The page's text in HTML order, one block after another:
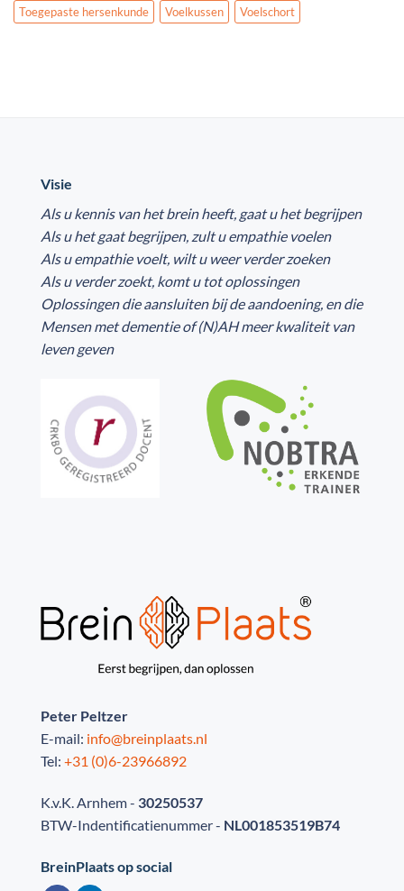
Toegepaste hersenkunde
Voelkussen Voelschort
Visie
Als u kennis van het brein heeft, gaat u het begrijpen
Als u het gaat begrijpen, zult u empathie voelen
Als u empathie voelt, wilt u weer verder zoeken
Als u verder zoekt, komt u tot oplossingen
Oplossingen die aansluiten bij de aandoening, en die
Mensen met dementie of (N)AH meer kwaliteit van
leven geven
Peter Peltzer
E-mail: info@breinplaats.nl
Tel: +31 (0)6-23966892
K.v.K. Arnhem - 30250537
BTW-Indentificatienummer - NL001853519B74
BreinPlaats op social